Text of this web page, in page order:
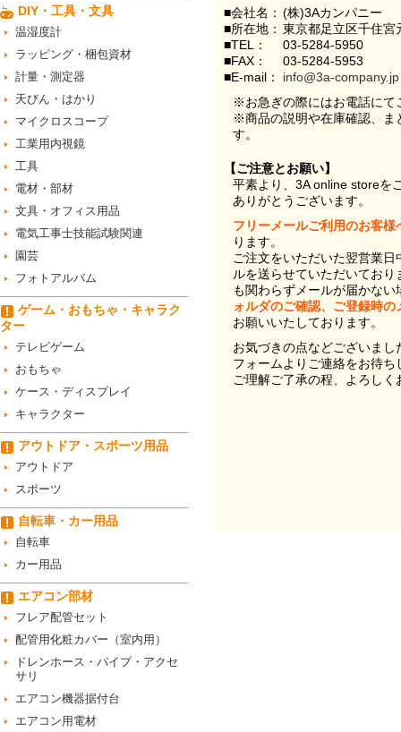
DIY・工具・文具
温湿度計
ラッピング・梱包資材
計量・測定器
天びん・はかり
マイクロスコープ
工業用内視鏡
工具
電材・部材
文具・オフィス用品
電気工事士技能試験関連
園芸
フォトアルバム
ゲーム・おもちゃ・キャラク
ター
テレビゲーム
おもちゃ
ケース・ディスプレイ
キャラクター
アウトドア・スポーツ用品
アウトドア
スポーツ
自転車・カー用品
自転車
カー用品
エアコン部材
フレア配管セット
配管用化粧カバー（室内用）
ドレンホース・パイプ・アクセ
サリ
エアコン機器据付台
エアコン用電材
■会社名： (株)3Aカンパニー
■所在地： 東京都足立区千住
■TEL：
03-5284-5950
■FAX：
03-5284-5953
■E-mail：
info@3a-company.jp
※お急ぎの際にはお電話にて
※商品の説明や在庫確認、ま
す。
【ご注意とお願い】
平素より、3A online storeを
ありがとうございます。
フリーメールご利用のお客様
ります。
ご注文をいただいた翌営業
ルを送らせていただいてお
も関わらずメールが届かない
ォルダのご確認、ご登録時
お願いいたしております。
お気づきの点などございま
フォームよりご連絡をお待ち
ご理解ご了承の程、よろし